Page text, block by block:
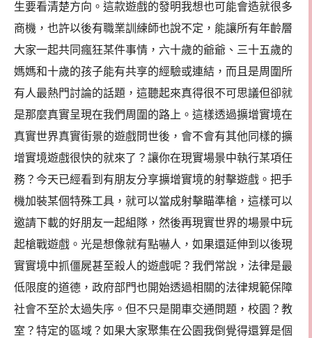
生要看清楚方向。這款遊戲的發明我想也可能會造就很多
商機，也許以後有職業訓練師也說不定，能讓所有年齡層
大家一起共同瘋狂某件事情，六十歲的爺爺、三十五歲的
媽媽和十歲的孩子能有共享的經驗或連結，而且是周圍所
有人最熱門討論的話題，這聽起來真得很不可思議但卻就
是那麼真實呈現在我們周圍的路上。這樣透過擴增實境在
真實世界真實街景的遊戲問世後，會不會有其他同樣的擴
增實境遊戲很快的就來了？讓你在現實場景中執行某項任
務？今天已經看到有朋友分享擴增實境的射擊遊戲。把手
機加裝某個特殊工具，就可以當成射擊瞄準槍，這樣可以
邀請下載的好朋友一起組隊，然後再現實世界的場景中玩
起槍戰遊戲。光是想像就有點嚇人，如果還延伸到以後現
實實境中抓僵屍甚至殺人的遊戲呢？我們常說，法律是最
低限度的道德，政府部門也開始透過相關的法律規範保障
社會不至於太過失序。但不只是開車交通問題，校園？教
室？特定的區域？如果大家聚集在公園我倒覺得還算是個